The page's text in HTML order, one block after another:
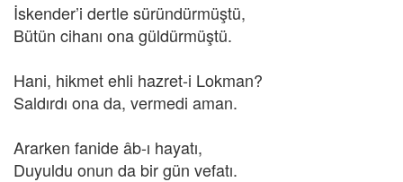
İskender’i dertle süründürmüştü,
Bütün cihanı ona güldürmüştü.
Hani, hikmet ehli hazret-i Lokman?
Saldırdı ona da, vermedi aman.
Ararken fanide âb-ı hayatı,
Duyuldu onun da bir gün vefatı.